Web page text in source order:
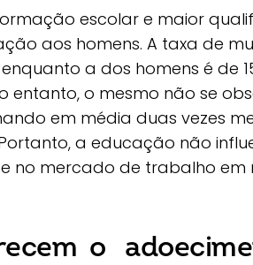
escolar e maior
aos homens. A taxa de
a dos homens é de
entanto, o mesmo não se
em média duas vezes
a educação não
no mercado de trabalho em
o